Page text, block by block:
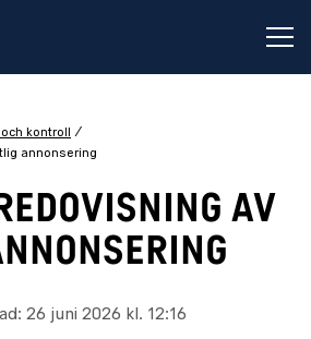
kontroll
annonsering
AV
26 juni 2026 kl. 12:16